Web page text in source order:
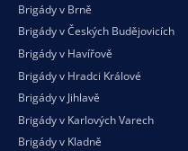
Brigády v Brně
Brigády v Českých Budějovicích
Brigády v Havířově
Brigády v Hradci Králové
Brigády v Jihlavě
Brigády v Karlových Varech
Brigády v Kladně